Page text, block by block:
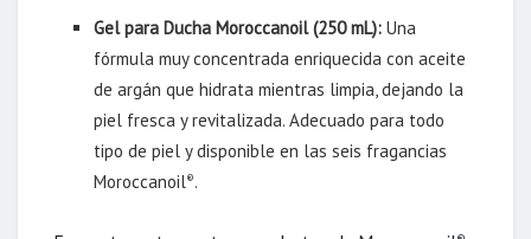
Gel para Ducha Moroccanoil (250 mL): Una
fórmula muy concentrada enriquecida con aceite
de argán que hidrata mientras limpia, dejando la
piel fresca y revitalizada. Adecuado para todo
tipo de piel y disponible en las seis fragancias
Moroccanoil®.